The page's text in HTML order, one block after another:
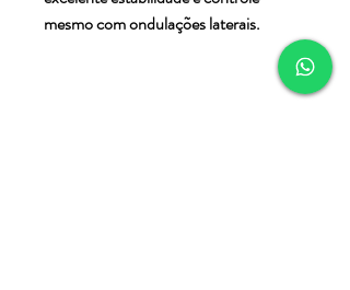
mesmo com ondulações laterais.